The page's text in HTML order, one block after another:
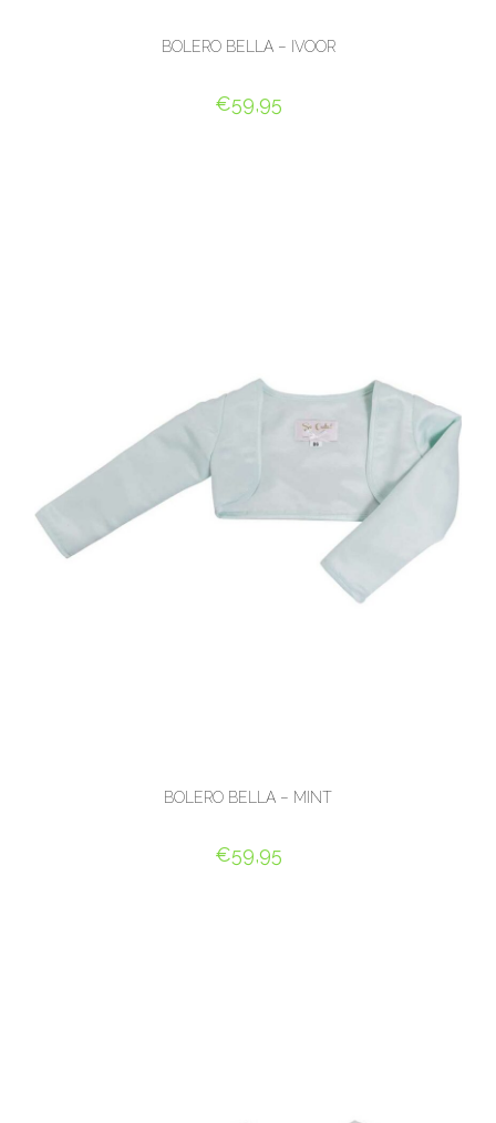
BOLERO BELLA – IVOOR
€59,95
BOLERO BELLA – MINT
€59,95